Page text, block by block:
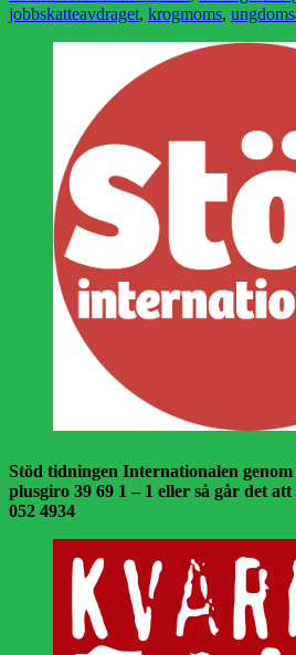
jobbskatteavdraget, krogmoms,
Stöd tidningen Internationalen
plusgiro 39 69 1 – 1 eller så går det
052 4934